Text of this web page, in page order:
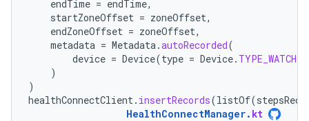
endTime = endTime,
startZoneOffset = zoneOffset,
endZoneOffset = zoneOffset,
metadata = Metadata.autoRecorded(
device = Device(type = Device. TYPE_WATCH
)
)
healthConnectClient. insertRecords(listOf(
HealthConnectManager. kt